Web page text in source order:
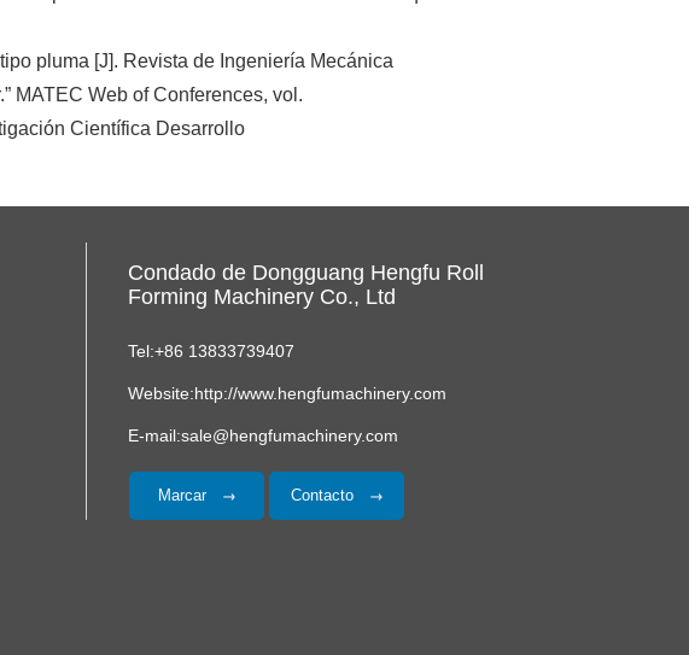
pluma [J]. Revista de Ingeniería Mecánica
MATEC Web of Conferences, vol.
Científica Desarrollo
Condado de Dongguang Hengfu Roll
Forming Machinery Co., Ltd
Tel:+86 13833739407
Website:http://www.hengfumachinery.com
E-mail:sale@hengfumachinery.com
Marcar Contacto